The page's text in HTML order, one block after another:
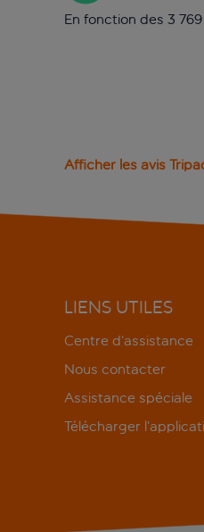
En fonction des 3
Afficher les avis
LIENS UTILES
Centre d’assistance
Nous contacter
Assistance spéciale
Télécharger